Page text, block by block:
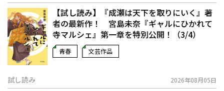
【試し読み】『成瀬は天下を取りにいく』著
者の最新作！ 宮島未奈『ギャルにひかれて
寺マルシェ』第一章を特別公開！（3/4）
青春 文芸作品
試し読み 2026年08月05日